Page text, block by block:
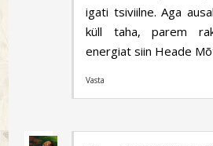
igati tsiviilne. Aga
küll taha, parem
energiat siin Heade
Vasta